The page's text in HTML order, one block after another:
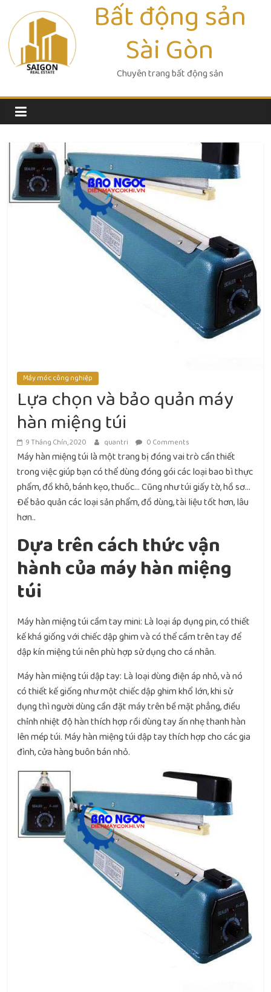
content
Bất động sản
Sài Gòn
Chuyên trang bất động sản
Máy móc công nghiệp
Lựa chọn và bảo quản máy
hàn miệng túi
9 Tháng Chín, 2020 quantri 0 Comments
Máy hàn miệng túi là một trang bị đóng vai trò cần thiết
trong việc giúp bạn có thể dùng đóng gói các loại bao bì thực
phẩm, đồ khô, bánh kẹo, thuốc… Cũng như túi giấy tờ, hồ sơ…
Để bảo quản các loại sản phẩm, đồ dùng, tài liệu tốt hơn, lâu
hơn..
Dựa trên cách thức vận
hành của máy hàn miệng
túi
Máy hàn miệng túi cầm tay mini: Là loại áp dụng pin, có thiết
kế khá giống với chiếc dập ghim và có thể cầm trên tay để
dập kín miệng túi nên phù hợp sử dụng cho cá nhân.
Máy hàn miệng túi dập tay: Là loại dùng điện áp nhỏ, và nó
có thiết kế giống như một chiếc dập ghim khổ lớn, khi sử
dụng thì người dùng cần đặt máy trên bề mặt phẳng, điều
chỉnh nhiệt độ hàn thích hợp rồi dùng tay ấn nhẹ thanh hàn
lên mép túi. Máy hàn miệng túi dập tay thích hợp cho các gia
đình, cửa hàng buôn bán nhỏ.